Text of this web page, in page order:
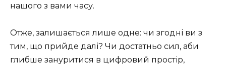
нашого з вами часу.
Отже, залишається лише одне: чи згодні ви з
тим, що прийде далі? Чи достатньо сил, аби
глибше зануритися в цифровий простір,